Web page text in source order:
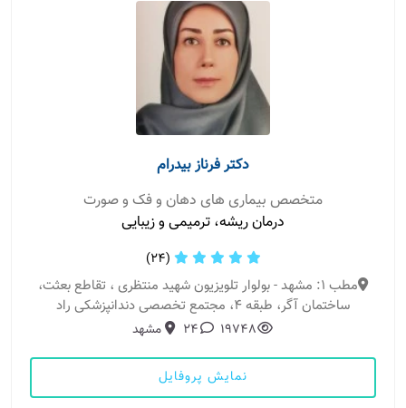
دکتر فرناز بیدرام
متخصص بیماری های دهان و فک و صورت
درمان ریشه، ترمیمی و زیبایی
(24)
مطب 1: مشهد - بولوار تلویزیون شهید منتظری ، تقاطع بعثت،
ساختمان آگر، طبقه ۴، مجتمع تخصصی دندانپزشکی راد
19748
24 مشهد
نمایش پروفایل